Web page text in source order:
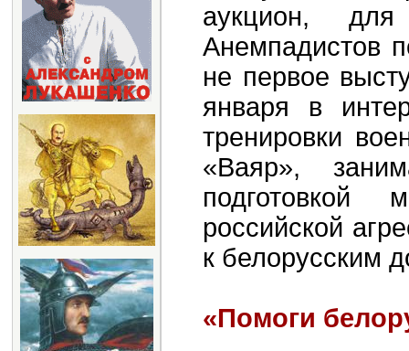
аукцион,
Анемпадистов
не первое
января в
тренировки
«Ваяр»,
российской
к белорусским
«Помоги